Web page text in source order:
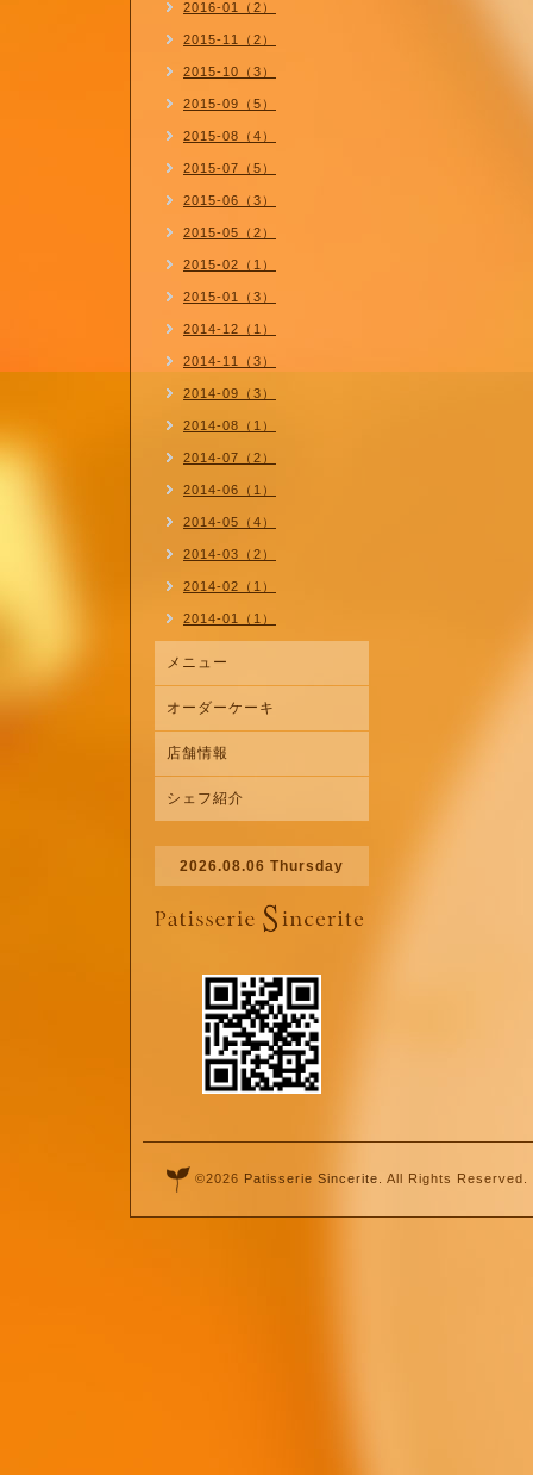
2016-01（2）
2015-11（2）
2015-10（3）
2015-09（5）
2015-08（4）
2015-07（5）
2015-06（3）
2015-05（2）
2015-02（1）
2015-01（3）
2014-12（1）
2014-11（3）
2014-09（3）
2014-08（1）
2014-07（2）
2014-06（1）
2014-05（4）
2014-03（2）
2014-02（1）
2014-01（1）
メニュー
オーダーケーキ
店舗情報
シェフ紹介
2026.08.06 Thursday
©2026 Patisserie Sincerite . All Rights Reserved.